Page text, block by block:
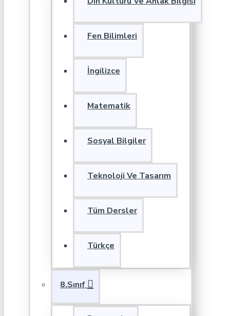
Fen Bilimleri
İngilizce
Matematik
Sosyal Bilgiler
Teknoloji Ve Tasarım
Tüm Dersler
Türkçe
8.Sınıf